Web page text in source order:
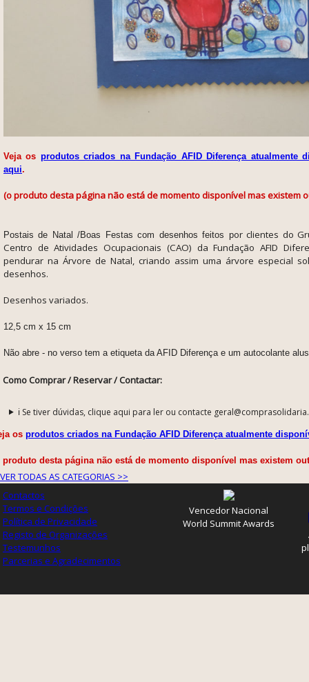
Veja os produtos criados na Fundação AFID Diferença atualmente
aqui.
(o produto desta página não está de momento disponível mas existem
Postais de Natal /Boas Festas com desenhos feitos por clientes do
Centro de Atividades Ocupacionais (CAO) da Fundação AFID
pendurar na Árvore de Natal, criando assim uma árvore especial
desenhos.
Desenhos variados.
12,5 cm x 15 cm
Não abre - no verso tem a etiqueta da AFID Diferença e um autocolante
Como Comprar / Reservar / Contactar:
ℹ️ Se tiver dúvidas, clique aqui para ler ou contacte
os produtos criados na Fundação AFID Diferença atualmente
produto desta página não está de momento disponível mas existem
VER TODAS AS CATEGORIAS >>
Contactos
Termos e Condições
Política de Privacidade
Registo de Organizações
Testemunhos
Parcerias e Agradecimentos
Vencedor Nacional
World Summit Awards